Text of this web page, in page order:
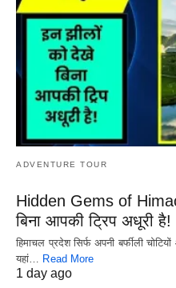
ADVENTURE TOUR
Hidden Gems of
बिना आपकी ट्रिप अधूरी है!
हिमाचल प्रदेश सिर्फ अपनी बर्फीली
यहां…
Read More
1 day ago